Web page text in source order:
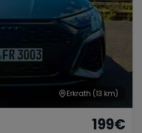
Dodge
Aston Martin
Maserati
Erkrath (13 km)
199€